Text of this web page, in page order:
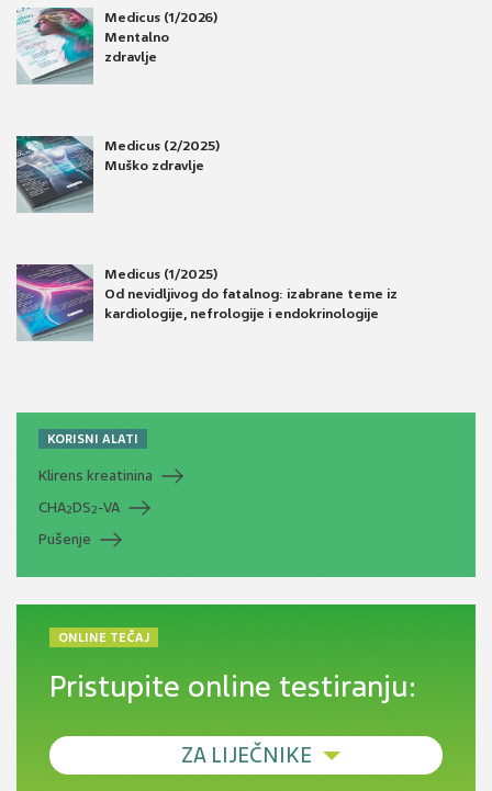
Medicus (1/2026)
Mentalno
zdravlje
Medicus (2/2025)
Muško zdravlje
Medicus (1/2025)
Od nevidljivog do fatalnog: izabrane teme iz
kardiologije, nefrologije i endokrinologije
KORISNI ALATI
Klirens kreatinina
CHA2DS2-VA
Pušenje
ONLINE TEČAJ
Pristupite online testiranju:
ZA LIJEČNIKE